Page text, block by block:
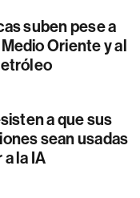
suben pese a
Oriente y al
a que sus
sean usadas
la IA